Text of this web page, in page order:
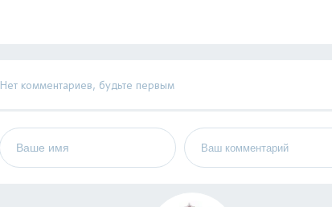
Нет комментариев, будьте первым